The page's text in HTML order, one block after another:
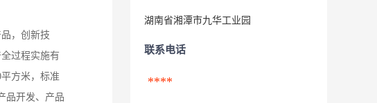
，创新技
过程实施有
方米，标准
品开发、产品
湖南省湘潭市九华工业园
联系电话
****